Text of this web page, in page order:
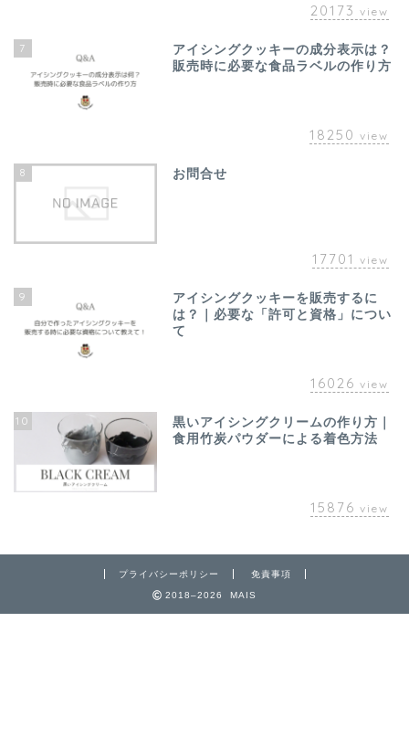
20173 view
7
アイシングクッキーの成分表示は？
販売時に必要な食品ラベルの作り方
18250 view
8 お問合せ
17701 view
9
アイシングクッキーを販売するに
は？｜必要な「許可と資格」につい
て
16026 view
10
黒いアイシングクリームの作り方｜
食用竹炭パウダーによる着色方法
15876 view
プライバシーポリシー 免責事項
2018–2026 MAIS